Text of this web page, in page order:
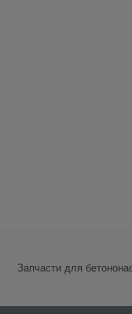
Запчасти для